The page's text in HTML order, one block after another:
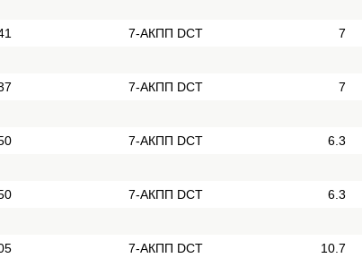
7-АКПП DCT 7
7-АКПП DCT 7
7-АКПП DCT 6.3
7-АКПП DCT 6.3
7-АКПП DCT 10.7